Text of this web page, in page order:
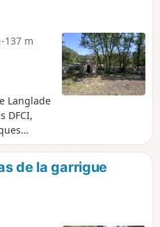
-137 m
Langlade
DFCI,
Elle
un joli
les
de la garrigue